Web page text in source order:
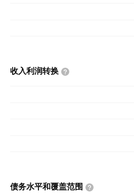
收入利润转换
债务水平和覆盖范围